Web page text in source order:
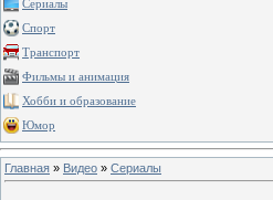
Сериалы
Спорт
Транспорт
Фильмы и анимация
Хобби и образование
Юмор
Главная » Видео » Сериалы